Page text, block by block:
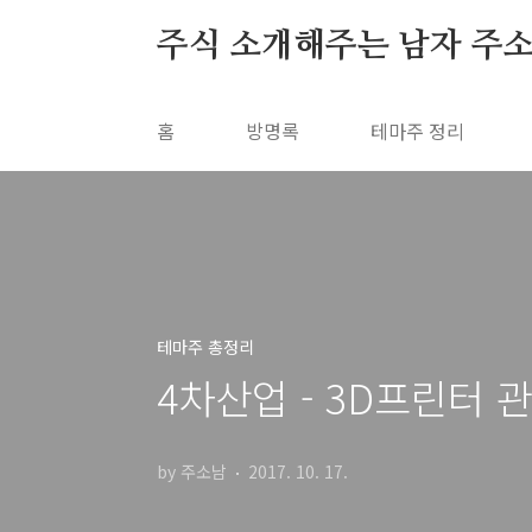
주식 소개해주는 남자 주
홈 방명록 테마주 정리
테마주 총정리
4차산업 - 3D프린터
by 주소남 2017. 10. 17.